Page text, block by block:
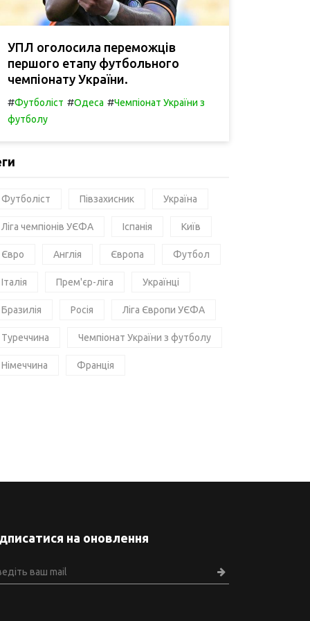
УПЛ оголосила переможців
першого етапу футбольного
чемпіонату України.
#Футболіст #Одеса #Чемпіонат України з
футболу
Футболіст Півзахисник Україна
Ліга чемпіонів УЄФА Іспанія Київ
Євро Англія Європа Футбол
Італія Прем'єр-ліга Українці
Бразилія Росія Ліга Європи УЄФА
Туреччина Чемпіонат України з футболу
Німеччина Франція
на оновлення